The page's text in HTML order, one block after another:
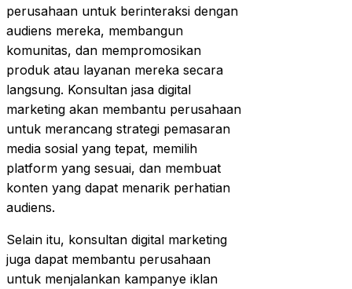
perusahaan untuk berinteraksi dengan
audiens mereka, membangun
komunitas, dan mempromosikan
produk atau layanan mereka secara
langsung. Konsultan jasa digital
marketing akan membantu perusahaan
untuk merancang strategi pemasaran
media sosial yang tepat, memilih
platform yang sesuai, dan membuat
konten yang dapat menarik perhatian
audiens.
Selain itu, konsultan digital marketing
juga dapat membantu perusahaan
untuk menjalankan kampanye iklan